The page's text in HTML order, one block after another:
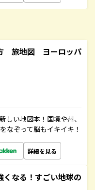
旅地図 ヨーロッパ
しい地図本！国境や州、
なぞって脳もイキイキ！
詳細を見る
くなる！すごい地球の